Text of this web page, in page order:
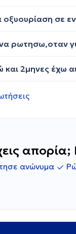
σε
απορία;
ανώνυμα